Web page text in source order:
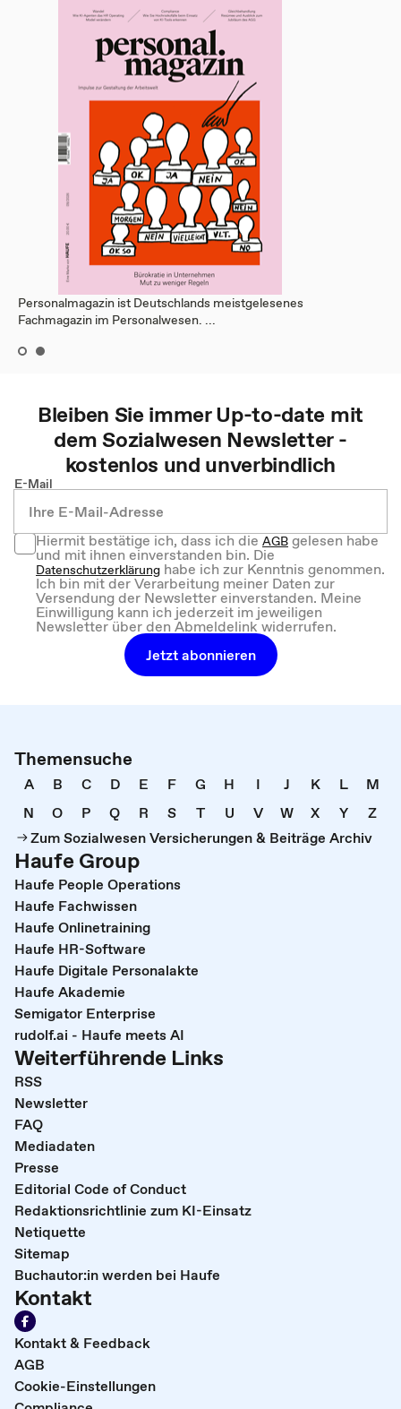
Personalmagazin ist Deutschlands meistgelesenes
Fachmagazin im Personalwesen. ...
Bleiben Sie immer Up-to-date mit
demSozialwesen Newsletter -
kostenlos und unverbindlich
E-Mail
Hiermit bestätige ich, dass ich dieAGBgelesen habe
und mit ihnen einverstanden bin. Die
Datenschutzerklärung habe ich zur Kenntnis genommen.
Ich bin mit der Verarbeitung meiner Daten zur
Versendung der Newsletter einverstanden. Meine
Einwilligung kann ich jederzeit im jeweiligen
Newsletter über den Abmeldelink widerrufen.
Jetzt abonnieren
Themensuche
A B C D E F G H I J K L
M
N
O P Q R S T U V W X Y
Z
Zum Sozialwesen Versicherungen & Beiträge Archiv
Haufe Group
Haufe People Operations
Haufe Fachwissen
Haufe Onlinetraining
Haufe HR-Software
Haufe Digitale Personalakte
Haufe Akademie
Semigator Enterprise
rudolf.ai - Haufe meets AI
Weiterführende Links
RSS
Newsletter
FAQ
Mediadaten
Presse
Editorial Code of Conduct
Redaktionsrichtlinie zum KI-Einsatz
Netiquette
Sitemap
Buchautor:in werden bei Haufe
Kontakt
Kontakt & Feedback
AGB
Cookie-Einstellungen